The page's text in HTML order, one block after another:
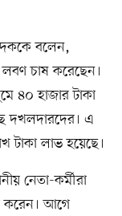
বলেন,
চাষ করেছেন।
৪০ হাজার টাকা
দখলদারদের। এ
টাকা লাভ হয়েছে।
নেতা-কর্মীরা
করেন। আগে